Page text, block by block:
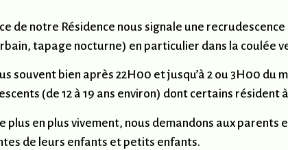
de notre Résidence nous signale une
tapage nocturne) en particulier dans la coulée
souvent bien après 22H00 et jusqu’à 2 ou 3H00 du
(de 12 à 19 ans environ) dont certains résident
plus en plus vivement, nous demandons aux
de leurs enfants et petits enfants.